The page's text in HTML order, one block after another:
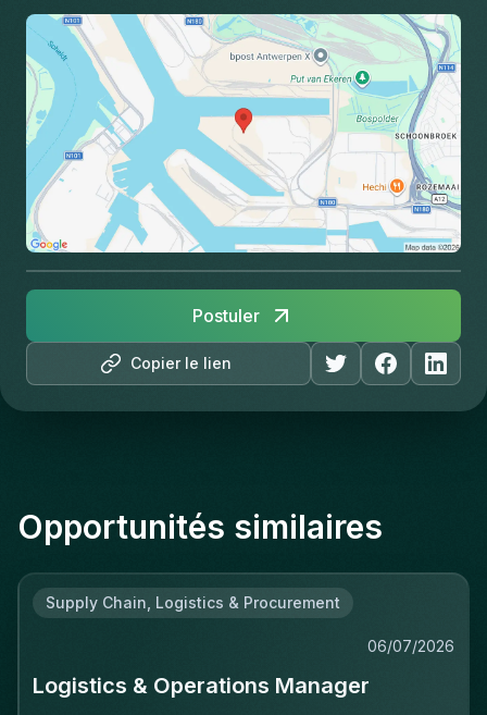
Copier le lien
Postuler
Opportunités similaires
Supply Chain, Logistics & Procurement
06/07/2026
Logistics & Operations Manager